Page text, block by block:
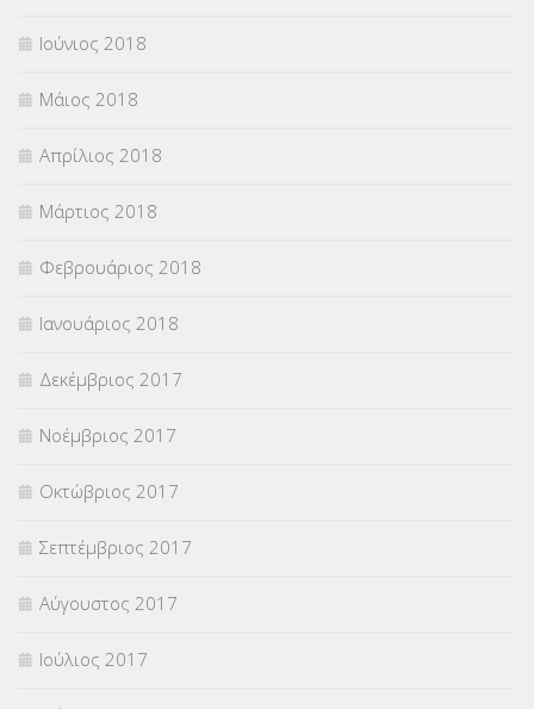
Ιούνιος 2018
Μάιος 2018
Απρίλιος 2018
Μάρτιος 2018
Φεβρουάριος 2018
Ιανουάριος 2018
Δεκέμβριος 2017
Νοέμβριος 2017
Οκτώβριος 2017
Σεπτέμβριος 2017
Αύγουστος 2017
Ιούλιος 2017